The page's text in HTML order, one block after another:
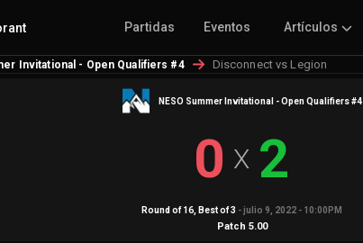
Partidas Eventos Artículos
Invitational - Open Qualifiers #4 Disconnect vs Legion
NESO Summer Invitational - Open Qualifiers #4
0 X 2
Round of 16 , Best of3 -julio 9, 2022 - 10:00PM
Patch 5.00